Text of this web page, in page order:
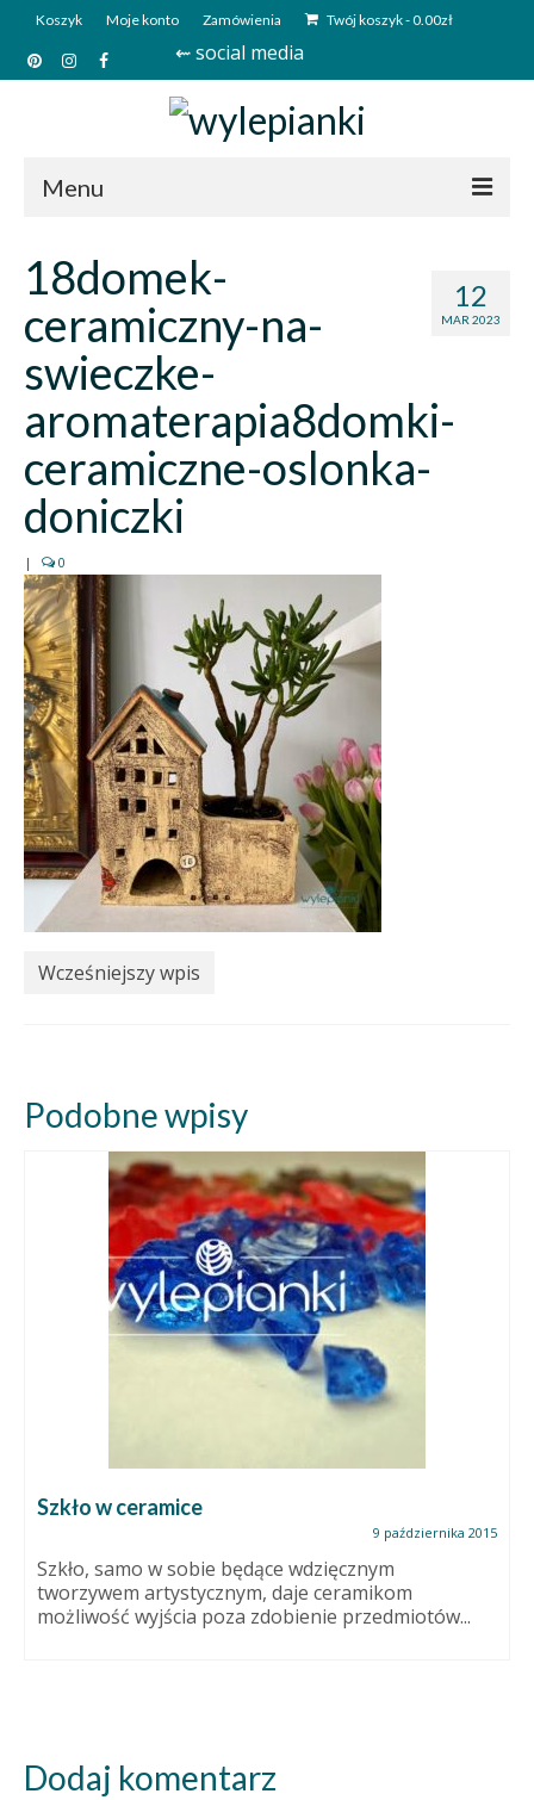
Koszyk Moje konto Zamówienia Twój koszyk-0.00zł
⇜ social media
Menu
Sklep
Kim jesteśmy?
12
MAR 2023
18domek-
ceramiczny-na-
swieczke-
aromaterapia8domki-
ceramiczne-oslonka-
doniczki
| 0
Wcześniejszy wpis
Podobne wpisy
Szkło w ceramice
9 października 2015
Szkło, samo w sobie będące wdzięcznym
tworzywem artystycznym, daje ceramikom
możliwość wyjścia poza zdobienie przedmiotów...
Dodaj komentarz